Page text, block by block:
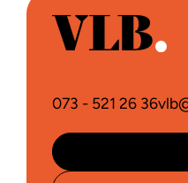
073 - 521 26 36